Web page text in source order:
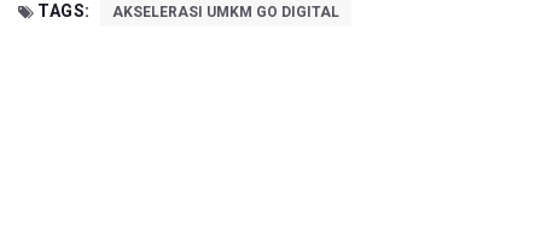
TAGS: AKSELERASI UMKM GO DIGITAL